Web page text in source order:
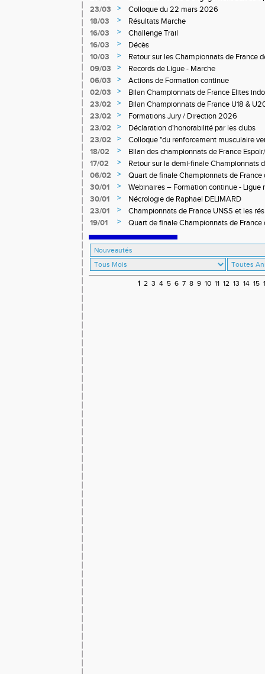
saison estivales ont été mises en ligne
23/03 >
Colloque du 22 mars 2026
18/03
>
Résultats Marche
16/03
>
Challenge Trail
16/03
>
Décès
10/03
>
Retour sur les Championnats de France
09/03
>
Records de Ligue - Marche
06/03
>
Actions de Formation continue
02/03
>
Bilan Championnats de France Elites
Ferrand
23/02 >
Bilan Championnats de France U18 &
23/02
>
Formations Jury / Direction 2026
23/02
>
Déclaration d'honorabilité par les clubs
23/02
>
Colloque "du renforcement musculaire
musculation" - 22 mars 2026 au Creps
18/02 >
Bilan des championnats de France
17/02
>
Retour sur la demi-finale Championnats
06/02
>
Quart de finale Championnats de France
30/01
>
Webinaires – Formation continue - Ligue
30/01
>
Nécrologie de Raphael DELIMARD
23/01
>
Championnats de France UNSS et les
Etude Miramas
19/01 >
Quart de finale Championnats de France
1 2 3 4 5 6 7 8 9 10 11 12 13 14 15